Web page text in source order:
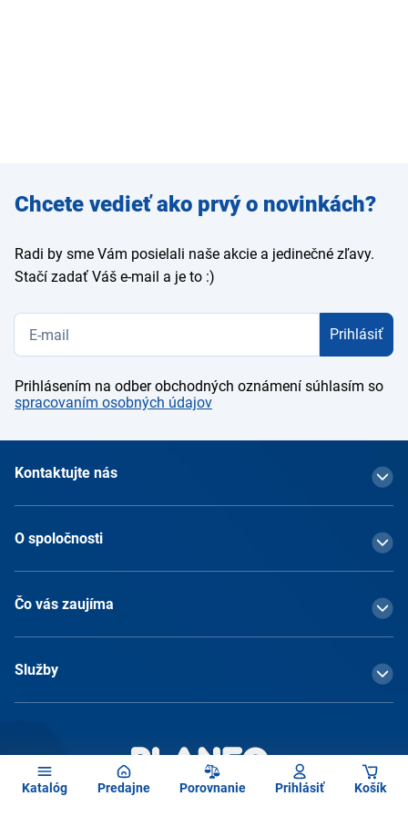
Katalóg Predajne Porovnanie Prihlásiť Košík
Zadajte
e-mail
Chcete vedieť ako prvý o novinkách?
Radi by sme Vám posielali naše akcie a jedinečné zľavy.
Stačí zadať Váš e-mail a je to :)
Prihlásiť
Prihlásením na odber obchodných oznámení súhlasím so
spracovaním osobných údajov
Kontaktujte nás
O spoločnosti
Čo vás zaujíma
Služby